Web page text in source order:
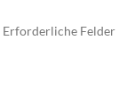
Erforderliche Felder